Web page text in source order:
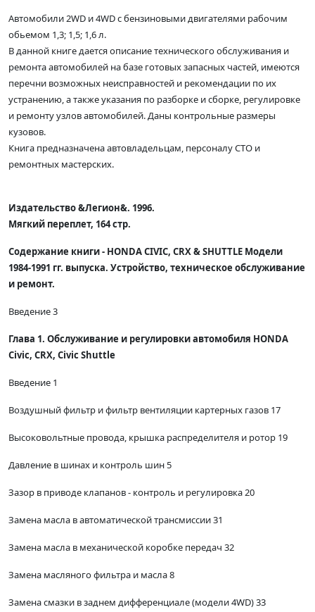
Автомобили 2WD и 4WD c бензиновыми двигателями рабочим
обьемом 1,3; 1,5; 1,6 л.
В данной книге дается описание технического обслуживания и
ремонта автомобилей на базе готовых запасных частей, имеются
перечни возможных неисправностей и рекомендации по их
устранению, а также указания по разборке и сборке, регулировке
и ремонту узлов автомобилей. Даны контрольные размеры
кузовов.
Книга предназначена автовладельцам, персоналу СТО и
ремонтных мастерских.
Издательство &Легион&. 1996.
Мягкий переплет, 164 стр.
Содержание книги - HONDA CIVIC, CRX & SHUTTLE Модели
1984-1991 гг. выпуска. Устройство, техническое обслуживание
и ремонт.
Введение 3
Глава 1. Обслуживание и регулировки автомобиля HONDA
Civic, CRX, Civic Shuttle
Введение 1
Воздушный фильтр и фильтр вентиляции картерных газов 17
Высоковольтные провода, крышка распределителя и ротор 19
Давление в шинах и контроль шин 5
Зазор в приводе клапанов - контроль и регулировка 20
Замена масла в автоматической трансмиссии 31
Замена масла в механической коробке передач 32
Замена масляного фильтра и масла 8
Замена смазки в заднем дифференциале (модели 4WD) 33